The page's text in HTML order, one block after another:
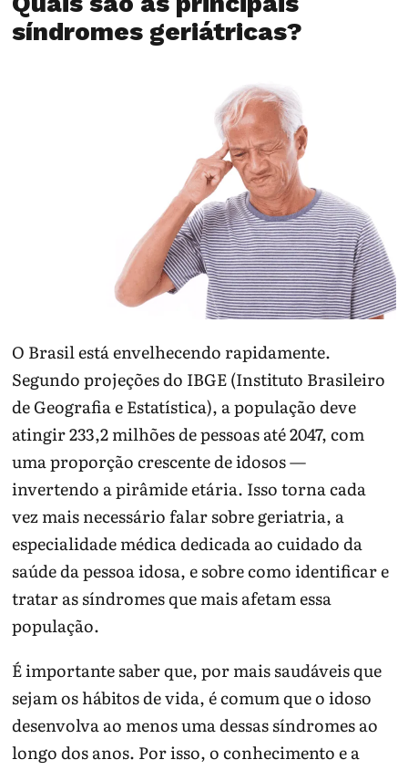
síndromes geriátricas?
O Brasil está envelhecendo rapidamente.
Segundo projeções do IBGE (Instituto Brasileiro
de Geografia e Estatística), a população deve
atingir 233,2 milhões de pessoas até 2047, com
uma proporção crescente de idosos —
invertendo a pirâmide etária. Isso torna cada
vez mais necessário falar sobre geriatria, a
especialidade médica dedicada ao cuidado da
saúde da pessoa idosa, e sobre como identificar e
tratar as síndromes que mais afetam essa
população.
É importante saber que, por mais saudáveis que
sejam os hábitos de vida, é comum que o idoso
desenvolva ao menos uma dessas síndromes ao
longo dos anos. Por isso, o conhecimento e a